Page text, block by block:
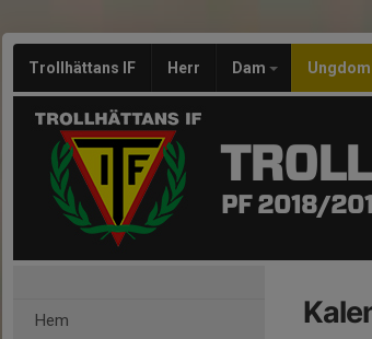
Trollhättans IF Herr Dam Ungdom
PF 2018/
Hem